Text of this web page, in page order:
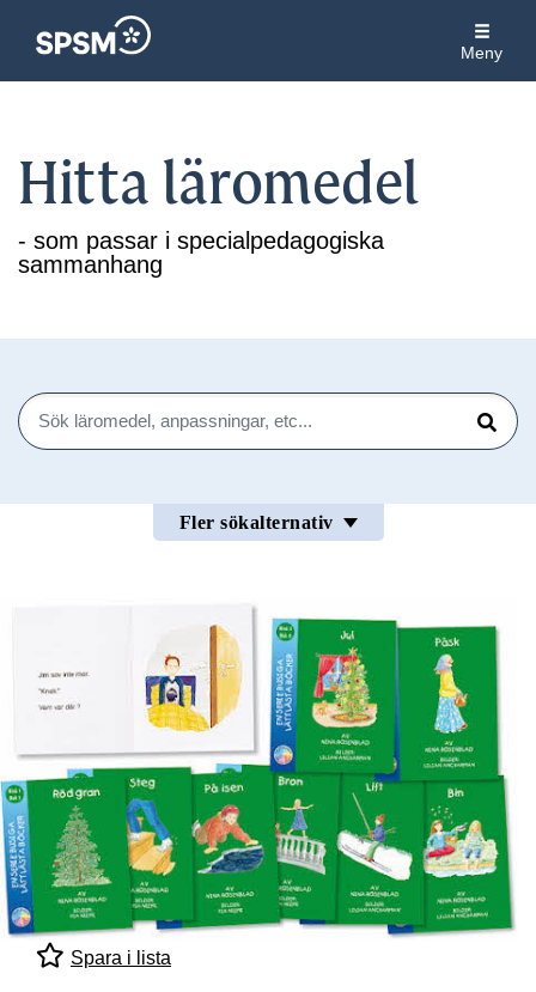
Meny
Hitta läromedel
- som passar i specialpedagogiska
sammanhang
Sök
Sök
Fler sökalternativ
Spara i lista